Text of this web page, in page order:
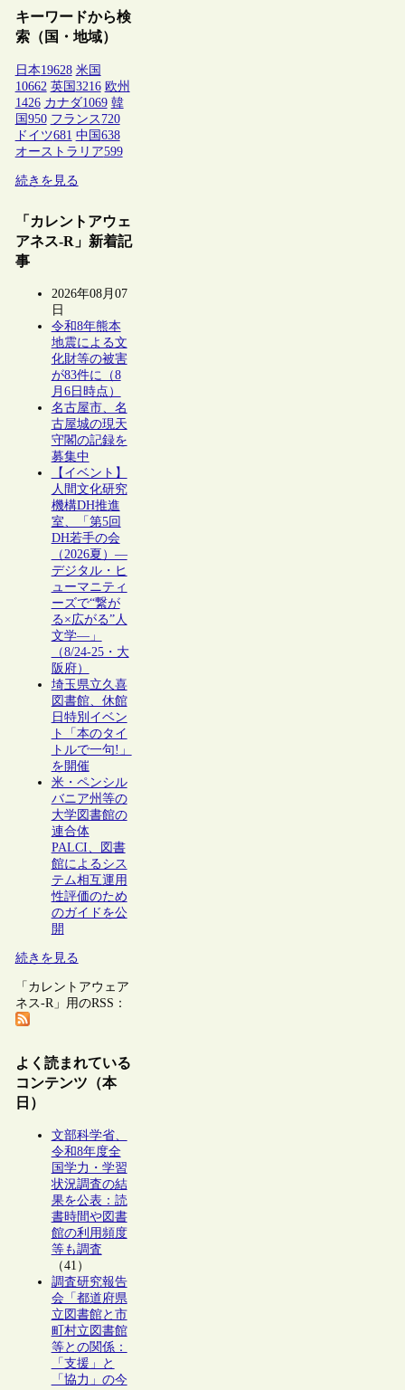
キーワードから検
索（国・地域）
日本19628 米国
10662 英国 3216 欧州
1426 カナダ1069 韓
国 950 フランス 720
ドイツ681 中国 638
オーストラリア599
続きを見る
「カレントアウェ
アネス-R」新着記
事
2026年08月07
日
令和8年熊本
地震による文
化財等の被害
が83件に（8
月6日時点）
名古屋市、名
古屋城の現天
守閣の記録を
募集中
【イベント】
人間文化研究
機構DH推進
室、「第5回
DH若手の会
（2026夏）―
デジタル・ヒ
ューマニティ
ーズで“繋が
る×広がる”人
文学―」
（8/24-25・大
阪府）
埼玉県立久喜
図書館、休館
日特別イベン
ト「本のタイ
トルで一句!」
を開催
米・ペンシル
バニア州等の
大学図書館の
連合体
PALCI、図書
館によるシス
テム相互運用
性評価のため
のガイドを公
開
続きを見る
「カレントアウェア
ネス-R」用のRSS：
よく読まれている
コンテンツ（本
日）
文部科学省、
令和8年度全
国学力・学習
状況調査の結
果を公表：読
書時間や図書
館の利用頻度
等も調査
（41）
調査研究報告
会「都道府県
立図書館と市
町村立図書館
等との関係：
「支援」と
「協力」の今